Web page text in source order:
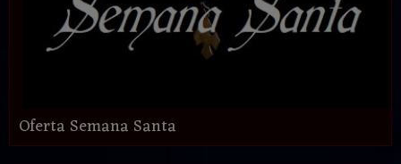
Oferta Semana Santa